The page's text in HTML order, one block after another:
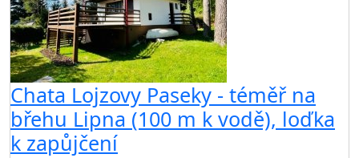
Chata Lojzovy Paseky - téměř na
břehu Lipna (100 m k vodě), loďka
k zapůjčení